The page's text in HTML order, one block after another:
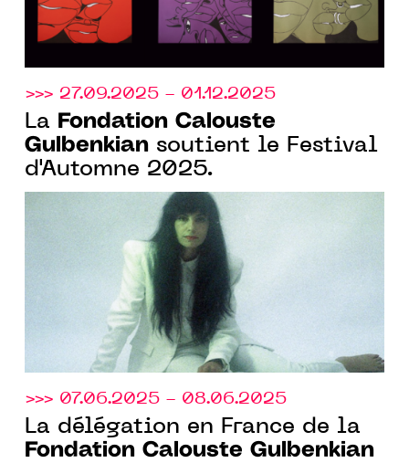
>>> 27.09.2025 - 01.12.2025
La
Fondation Calouste
Gulbenkian soutient le Festival
d'Automne 2025.
>>> 07.06.2025 - 08.06.2025
La délégation en France de la
Fondation Calouste Gulbenkian